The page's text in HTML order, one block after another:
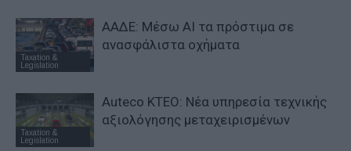
Taxation &
Legislation
ΑΑΔΕ: Μέσω ΑΙ τα πρόστιμα σε
ανασφάλιστα οχήματα
Taxation &
Legislation
Auteco KTEO: Νέα υπηρεσία τεχνικής
αξιολόγησης μεταχειρισμένων